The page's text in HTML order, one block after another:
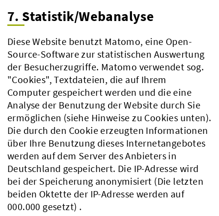
7. Statistik/Webanalyse
Diese Website benutzt Matomo, eine Open-
Source-Software zur statistischen Auswertung
der Besucherzugriffe. Matomo verwendet sog.
"Cookies", Textdateien, die auf Ihrem
Computer gespeichert werden und die eine
Analyse der Benutzung der Website durch Sie
ermöglichen (siehe Hinweise zu Cookies unten).
Die durch den Cookie erzeugten Informationen
über Ihre Benutzung dieses Internetangebotes
werden auf dem Server des Anbieters in
Deutschland gespeichert. Die IP-Adresse wird
bei der Speicherung anonymisiert (Die letzten
beiden Oktette der IP-Adresse werden auf
000.000 gesetzt) .